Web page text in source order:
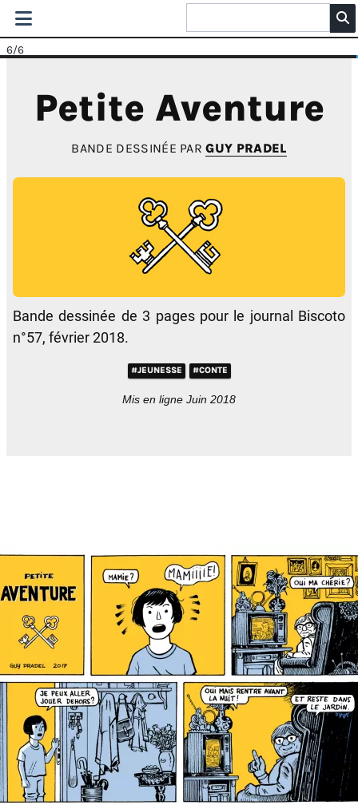
6/6
Petite Aventure
BANDE DESSINÉE PARGUY PRADEL
Bande dessinée de 3 pages pour le journal Biscoto
n°57, février 2018.
#JEUNESSE #CONTE
Mis en ligne Juin 2018